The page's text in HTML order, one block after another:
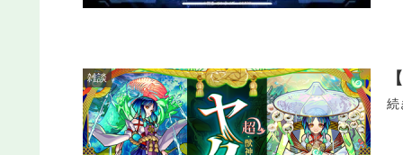
雑談
続